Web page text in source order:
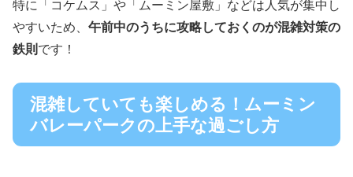
特に「コケムス」や「ムーミン屋敷」などは人気が集中し
やすいため、 午前中のうちに攻略しておくのが混雑対策の
鉄則 です！
混雑していても楽しめる！ムーミン
バレーパークの上手な過ごし方